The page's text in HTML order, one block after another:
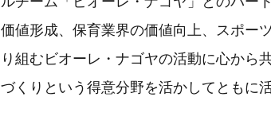
価値形成、保育業界の価値向上、スポー
り組むビオーレ・ナゴヤの活動に心から
づくりという得意分野を活かしてともに